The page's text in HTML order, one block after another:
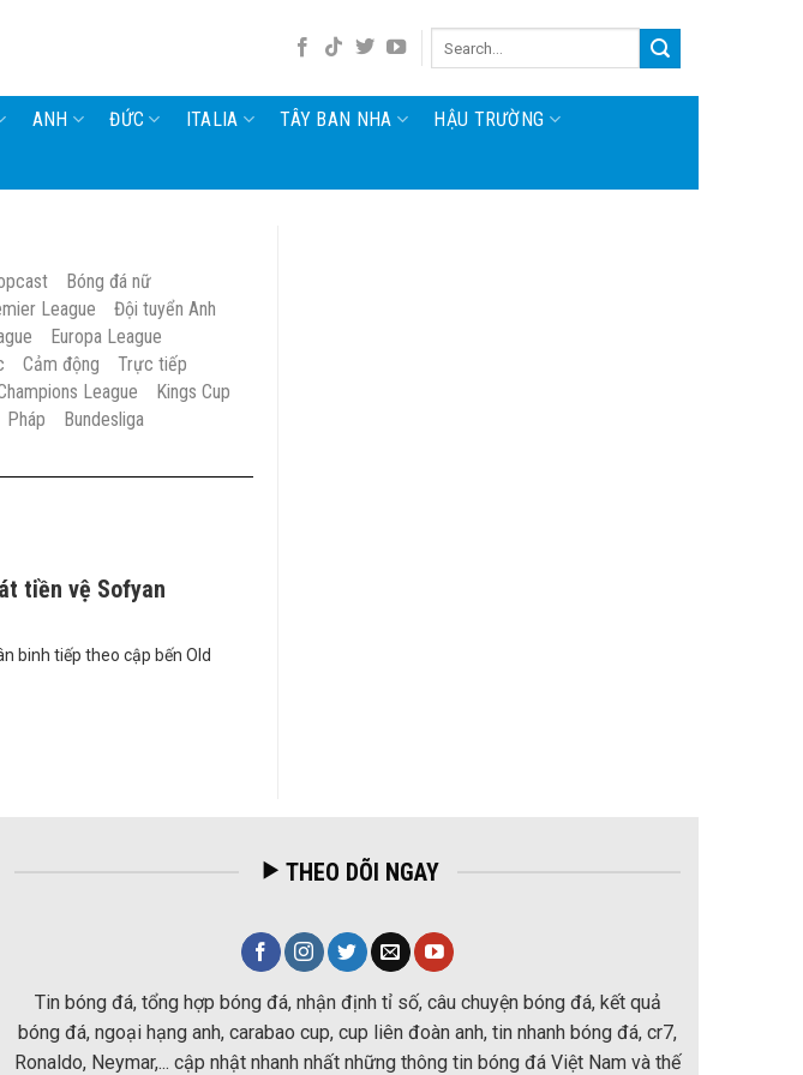
ANH ĐỨC ITALIA TÂY BAN NHA HẬU TRƯỜNG
Bóng đá nữ
League
Đội tuyển Anh
Europa League
Cảm động
Trực tiếp
League
Kings Cup
Pháp
Bundesliga
tiền vệ Sofyan
binh tiếp theo cập bến Old
THEO DÕI NGAY
Tin bóng đá, tổng hợp bóng đá, nhận định tỉ số, câu chuyện bóng đá, kết quả
bóng đá, ngoại hạng anh, carabao cup, cup liên đoàn anh, tin nhanh bóng đá, cr7,
Ronaldo, Neymar,... cập nhật nhanh nhất những thông tin bóng đá Việt Nam và thế